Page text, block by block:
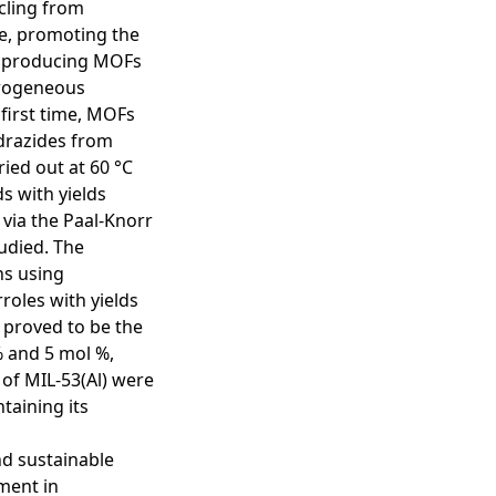
from
promoting the
MOFs
time, MOFs
from
out at 60 °C
with yields
the Paal-Knorr
The
using
with yields
proved to be the
5 mol %,
MIL-53(Al) were
its
sustainable
in